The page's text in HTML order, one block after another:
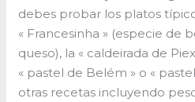
debes probar los platos
« Francesinha » (especie de
queso), la « caldeirada de
« pastel de Belém » o «
otras recetas incluyendo